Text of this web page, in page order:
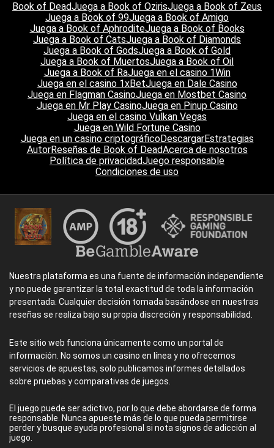
Book of DeadJuega a Book of OzirisJuega a Book of Zeus
Juega a Book of 99Juega a Book of Amigo
Juega a Book of AphroditeJuega a Book of Books
Juega a Book of CatsJuega a Book of Diamonds
Juega a Book of GodsJuega a Book of Gold
Juega a Book of MuertosJuega a Book of Oil
Juega a Book of RaJuega en el casino 1Win
Juega en el casino 1xBetJuega en Dale Casino
Juega en Flagman CasinoJuega en Mostbet Casino
Juega en Mr Play CasinoJuega en Pinup Casino
Juega en el casino Vulkan Vegas
Juega en Wild Fortune Casino
Juega en un casino criptográficoDescargarEstrategias
AutorReseñas de Book of DeadAcerca de nosotros
Política de privacidadJuego responsable
Condiciones de uso
Nuestra plataforma es una fuente de información independiente
y no puede garantizar la total exactitud de toda la información
presentada. Cualquier decisión tomada basándose en nuestras
reseñas se realiza bajo su propia discreción y responsabilidad.
Este sitio web funciona únicamente como un portal de
información. No somos un casino en línea y no ofrecemos
servicios de apuestas, solo publicamos informes detallados
sobre pruebas y comparativas de juegos.
El juego puede ser adictivo, por lo que debe abordarse de forma
responsable. Nunca apueste más de lo que pueda permitirse
perder y busque ayuda profesional si nota signos de adicción al
juego.